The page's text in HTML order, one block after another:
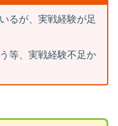
るが、実戦経験が足
等、実戦経験不足か